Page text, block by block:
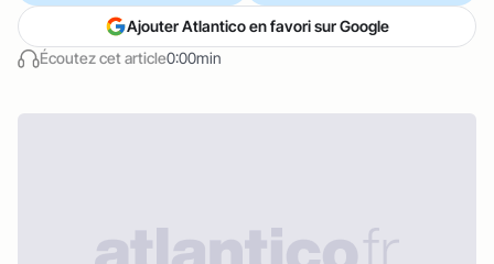
Écoutez cet article0:00min
Ajouter Atlantico en favori sur Google